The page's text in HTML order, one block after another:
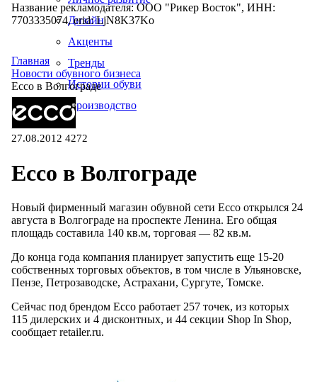
Дизайн
Акценты
Тренды
Истории обуви
Производство
Название рекламодателя: ООО "Рикер Восток", ИНН:
7703335074, erid: LjN8K37Ko
Главная
Новости обувного бизнеса
Ecco в Волгограде
27.08.2012 4272
Ecco в Волгограде
Новый фирменный магазин обувной сети Ecco открылся 24
августа в Волгограде на проспекте Ленина. Его общая
площадь составила 140 кв.м, торговая — 82 кв.м.
До конца года компания планирует запустить еще 15-20
собственных торговых объектов, в том числе в Ульяновске,
Пензе, Петрозаводске, Астрахани, Сургуте, Томске.
Сейчас под брендом Ecco работает 257 точек, из которых
115 дилерских и 4 дисконтных, и 44 секции Shop In Shop,
сообщает retailer.ru.